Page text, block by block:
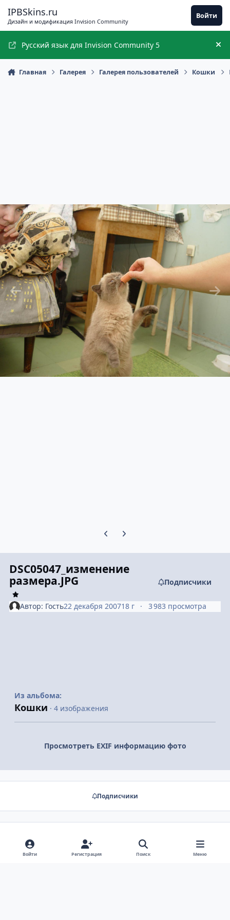
IPBSkins.ru
Дизайн и модификация Invision Community
Войти
Русский язык для Invision Community 5
Главная Галерея Галерея пользователей Кошки
Предыдущий слайд карусели
Следующий слайд карусели
DSC05047_изменение
размера.JPG
Подписчики
Автор: Гость22 декабря 200718 г 3 983 просмотра
Из альбома:
Кошки · 4 изображения
Просмотреть EXIF информацию фото
Подписчики
Нет комментариев для отображения
Войти Регистрация Поиск Меню